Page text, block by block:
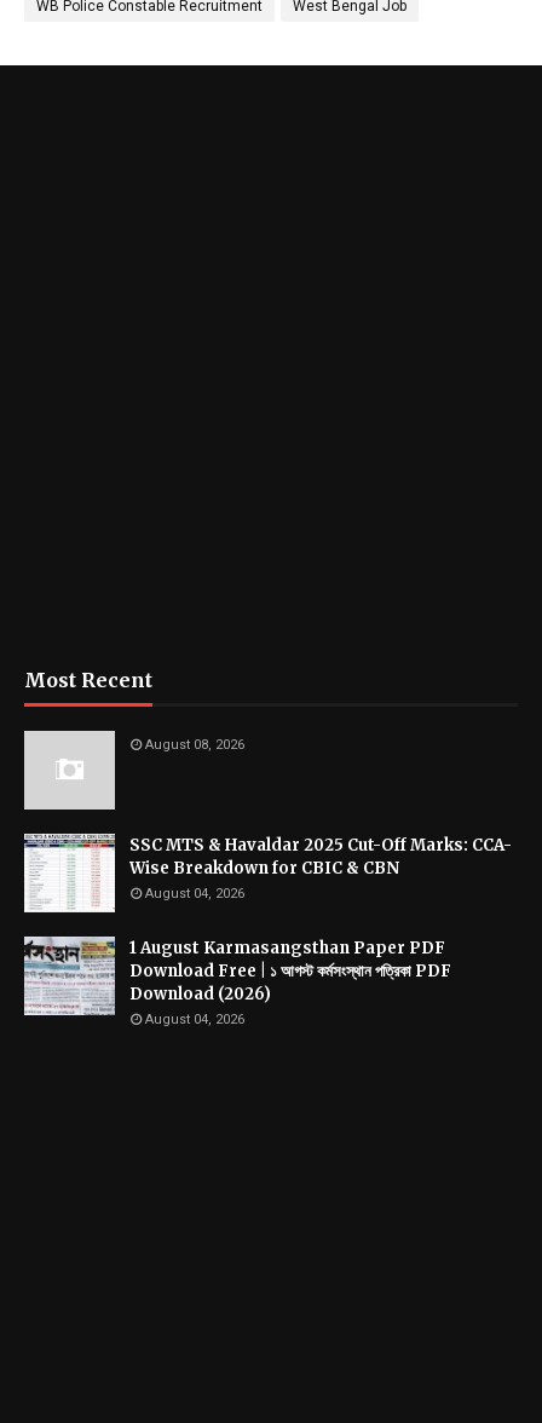
WB Police Constable Recruitment West Bengal Job
Most Recent
August 08, 2026
SSC MTS & Havaldar 2025 Cut-Off Marks: CCA-
Wise Breakdown for CBIC & CBN
August 04, 2026
1 August Karmasangsthan Paper PDF
Download Free | ১ আগস্ট কর্মসংস্থান পত্রিকা PDF
Download (2026)
August 04, 2026